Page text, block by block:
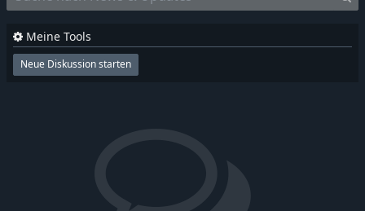
Meine Tools
Neue Diskussion starten